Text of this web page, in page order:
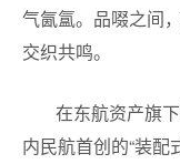
气氤氲。品啜之间
交织共鸣。
在东航资产旗
内民航首创的“装配